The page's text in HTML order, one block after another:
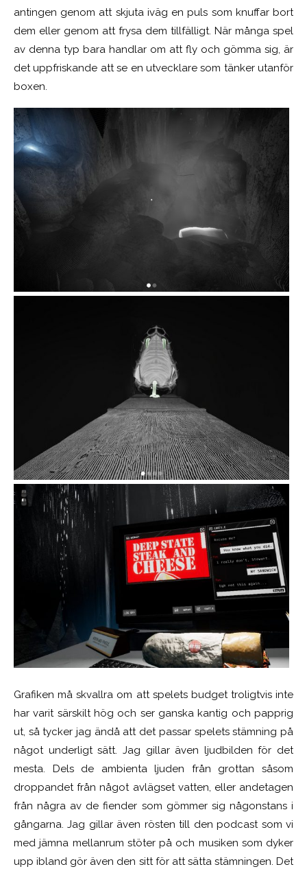
antingen genom att skjuta iväg en puls som knuffar bort
dem eller genom att frysa dem tillfälligt. När många spel
av denna typ bara handlar om att fly och gömma sig, är
det uppfriskande att se en utvecklare som tänker utanför
boxen.
Grafiken må skvallra om att spelets budget troligtvis inte
har varit särskilt hög och ser ganska kantig och papprig
ut, så tycker jag ändå att det passar spelets stämning på
något underligt sätt. Jag gillar även ljudbilden för det
mesta. Dels de ambienta ljuden från grottan såsom
droppandet från något avlägset vatten, eller andetagen
från några av de fiender som gömmer sig någonstans i
gångarna. Jag gillar även rösten till den podcast som vi
med jämna mellanrum stöter på och musiken som dyker
upp ibland gör även den sitt för att sätta stämningen. Det